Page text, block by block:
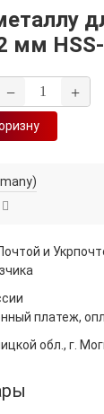
мм
− +
и
платеж,
обл., г.